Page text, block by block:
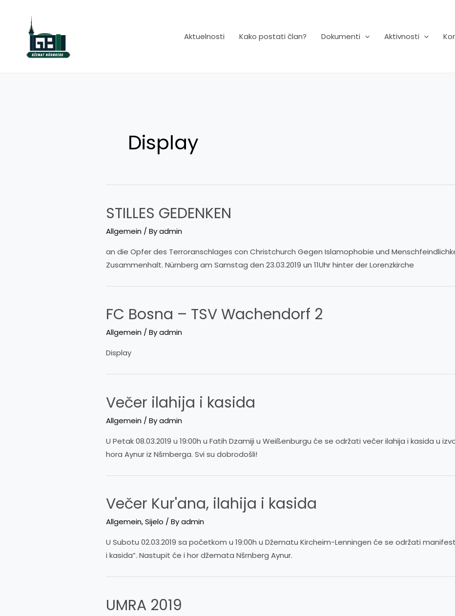
content
Aktuelnosti Kako postati član? Dokumenti Aktivnosti
Display
STILLES GEDENKEN
Allgemein / Byadmin
an die Opfer des Terroranschlages con Christchurch Gegen Islamophobie und
Zusammenhalt. Nürnberg am Samstag den 23.03.2019 un 11Uhr hinter der Lorenzkirche
FC Bosna – TSV Wachendorf 2
Allgemein / Byadmin
Display
Večer ilahija i kasida
Allgemein / Byadmin
U Petak 08.03.2019 u 19:00h u Fatih Dzamiji u Weißenburgu će se održati večer ilahija i kasida u
hora Aynur iz Nšrnberga. Svi su dobrodošli!
Večer Kur'ana, ilahija i kasida
Allgemein,Sijelo / Byadmin
U Subotu 02.03.2019 sa početkom u 19:00h u Džematu Kircheim-Lenningen će se održati
i kasida”. Nastupit će i hor džemata Nšrnberg Aynur.
UMRA 2019